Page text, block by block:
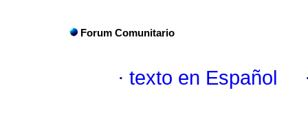
Forum Comunitario
· texto en Español